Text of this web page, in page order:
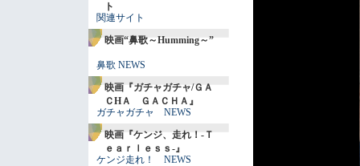
ト
関連サイト
映画“鼻歌～Humming～”
鼻歌 NEWS
映画『ガチャガチャ/ＧＡ
ＣHＡ ＧＡＣＨＡ』
ガチャガチャ NEWS
映画『ケンジ、走れ！-Ｔ
ｅａｒｌｅｓｓ-』
ケンジ走れ！ NEWS